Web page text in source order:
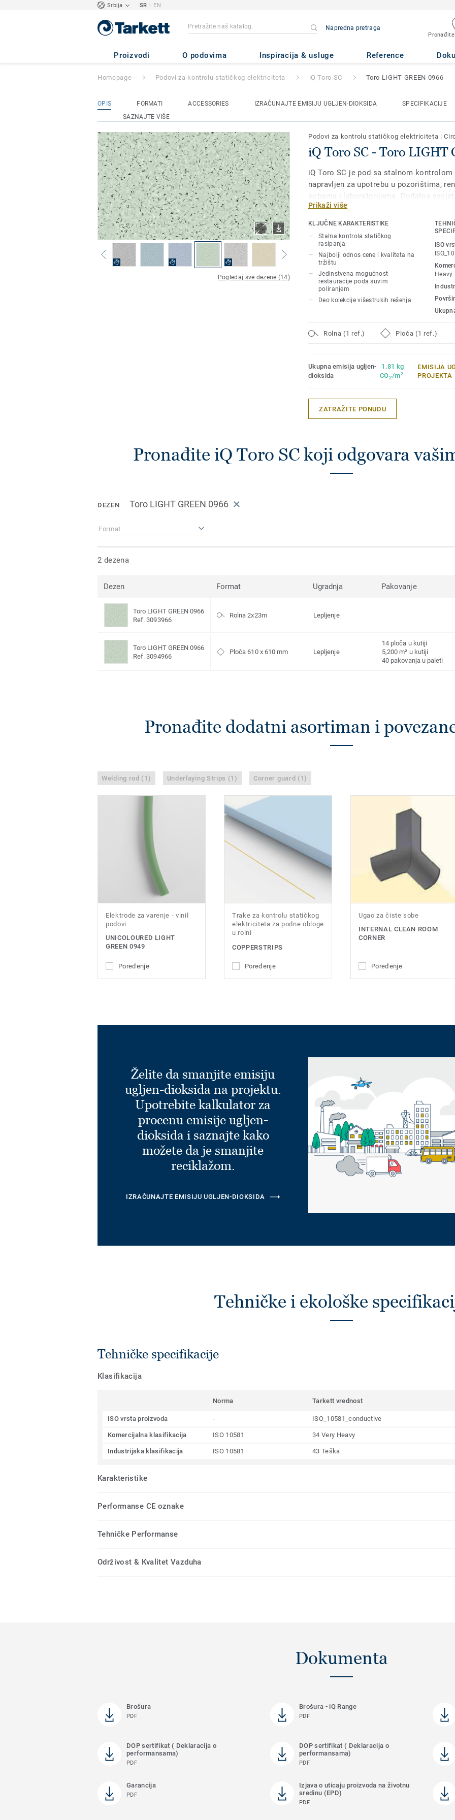
Srbija SR | EN
Napredna pretraga
Proizvodi O podovima Inspiracija & usluge Reference
iQ Toro SC - Toro LIGHT GREEN 0966
Homepage Podovi za kontrolu statičkog elektriciteta iQ Toro SC Toro LIGHT GREEN 0966
OPIS FORMATI ACCESSORIES IZRAČUNAJTE EMISIJU UGLJEN-DIOKSIDA
SPECIFIKACIJE
SAZNAJTE VIŠE
Pogledaj sve dezene (14)
Podovi za kontrolu statičkog elektriciteta |
iQ Toro SC - Toro LIGHT
iQ Toro SC je pod sa stalnom
napravljen za upotrebu u pozorištima,
sobama i laboratorijama. Dodatna
postignuta pomoću čađi koja se kreće
oslonca od čistog ugljenika. Deo je iQ
dodatnu istrajnost, kao i pojačanu
nagrizanje u prostorima velike
drugim proizvodima i dodacima iz naše
Prikaži više
KLJUČNE KARAKTERISTIKE
Stalna kontrola statičkog
rasipanja
Najbolji odnos cene i kvaliteta na
tržištu
Jedinstvena mogućnost
restauracije poda suvim
poliranjem
Deo kolekcije višestrukih rešenja
ISO
Heavy
Rolna (1 ref.) Ploča (1 ref.)
Ukupna emisija ugljen-
dioksida
1.81 kg
CO2/m2
EMISIJA
PROJEKTA
ZATRAŽITE PONUDU
Pronađite iQ Toro SC koji odgovara
DEZEN Toro LIGHT GREEN 0966
Format
2 dezena
Dezen Format Ugradnja Pakovanje
Toro LIGHT GREEN 0966
Ref. 3093966
Rolna 2x23m Lepljenje
Toro LIGHT GREEN 0966
Ref. 3094966
Ploča 610 x 610 mm Lepljenje
14 ploča u kutiji
5,200 m² u kutiji
40 pakovanja u paleti
Pronađite dodatni asortiman i
Welding rod (1) Underlaying Strips (1) Corner guard (1)
Elektrode za varenje - vinil
podovi
UNICOLOURED LIGHT
GREEN 0949
Poređenje
Trake za kontrolu statičkog
elektriciteta za podne obloge
u rolni
COPPERSTRIPS
Poređenje
Ugao za čiste sobe
INTERNAL CLEAN ROOM
CORNER
Poređenje
Želite da smanjite emisiju
ugljen-dioksida na projektu.
Upotrebite kalkulator za
procenu emisije ugljen-
dioksida i saznajte kako
možete da je smanjite
reciklažom.
IZRAČUNAJTE EMISIJU UGLJEN-DIOKSIDA
Tehničke i ekološke
Tehničke specifikacije
Klasifikacija
Norma Tarkett vrednost
ISO vrsta proizvoda - ISO_10581_conductive
Komercijalna klasifikacija ISO 10581 34 Very Heavy
Industrijska klasifikacija ISO 10581 43 Teška
Karakteristike
Performanse CE oznake
Tehničke Performanse
Održivost & Kvalitet Vazduha
Dokumenta
Brošura
PDF
Brošura - iQ Range
PDF
DOP sertifikat ( Deklaracija o
performansama)
PDF
DOP sertifikat ( Deklaracija o
performansama)
PDF
Garancija
PDF
Izjava o uticaju proizvoda na životnu
sredinu (EPD)
PDF